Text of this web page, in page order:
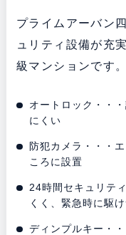
プライムアーバン
ュリティ設備が充
級マンションです。
オートロック・・
にくい
防犯カメラ・・・
ころに設置
24時間セキュリテ
くく、緊急時に駆
ディンプルキー・